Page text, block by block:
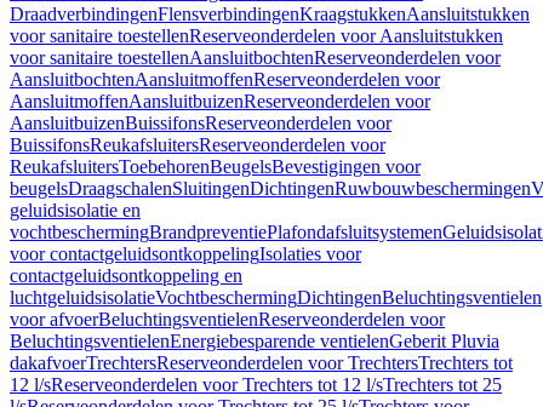
DraadverbindingenFlensverbindingenKraagstukkenAansluitstukken
voor sanitaire toestellenReserveonderdelen voor Aansluitstukken
voor sanitaire toestellenAansluitbochtenReserveonderdelen voor
AansluitbochtenAansluitmoffenReserveonderdelen voor
AansluitmoffenAansluitbuizenReserveonderdelen voor
AansluitbuizenBuissifonsReserveonderdelen voor
BuissifonsReukafsluitersReserveonderdelen voor
ReukafsluitersToebehorenBeugelsBevestigingen voor
beugelsDraagschalenSluitingenDichtingenRuwbouwbeschermingen
geluidsisolatie en
vochtbeschermingBrandpreventiePlafondafsluitsystemen
voor contactgeluidsontkoppelingIsolaties voor
contactgeluidsontkoppeling en
luchtgeluidsisolatieVochtbeschermingDichtingenBeluchtingsventielen
voor afvoerBeluchtingsventielenReserveonderdelen voor
BeluchtingsventielenEnergiebesparende ventielenGeberit Pluvia
dakafvoerTrechtersReserveonderdelen voor TrechtersTrechters tot
12 l/sReserveonderdelen voor Trechters tot 12 l/sTrechters tot 25